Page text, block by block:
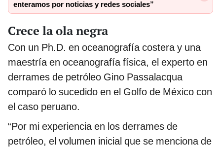
enteramos por noticias y redes sociales”
Crece la ola negra
Con un Ph.D. en oceanografía costera y una
maestría en oceanografía física, el experto en
derrames de petróleo Gino Passalacqua
comparó lo sucedido en el Golfo de México con
el caso peruano.
“Por mi experiencia en los derrames de
petróleo, el volumen inicial que se menciona de